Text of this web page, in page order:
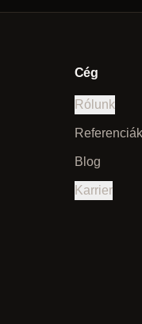
Cég
Rólunk
Referenciák
Blog
Karrier